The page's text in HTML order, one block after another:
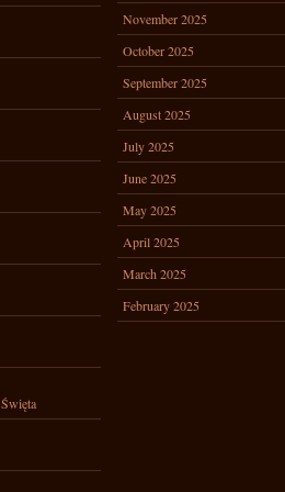
November 2025
October 2025
September 2025
August 2025
July 2025
June 2025
May 2025
April 2025
March 2025
February 2025